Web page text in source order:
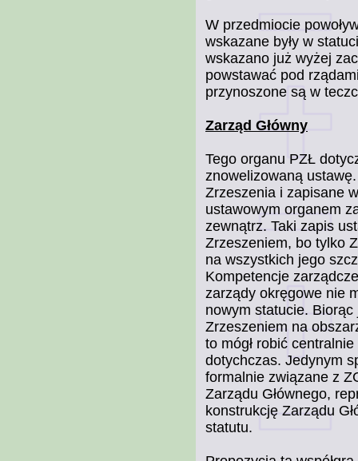
W przedmiocie
wskazane były w
wskazano już wyżej
powstawać pod
przynoszone są w
Zarząd Główny
Tego organu PZŁ
znowelizowaną
Zrzeszenia i zapisane
ustawowym organem
zewnątrz. Taki zapis
Zrzeszeniem, bo tylko
na wszystkich jego
Kompetencje
zarządy okręgowe nie
nowym statucie.
Zrzeszeniem na
to mógł robić
dotychczas. Jedynym
formalnie związane z
Zarządu Głównego,
konstrukcję Zarządu
statutu.